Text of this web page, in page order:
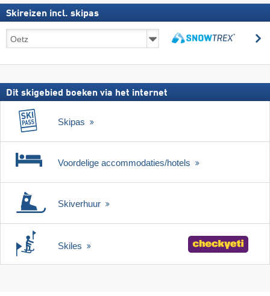
Skireizen incl. skipas
Skireizen
incl.
Dit skigebied boeken via het internet
Skipas
Voordelige accommodaties/hotels
Skiverhuur
Skiles